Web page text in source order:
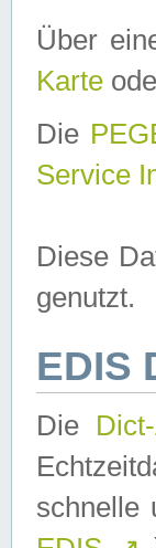
Über
Karte
Die
Service
Diese
genutzt.
EDIS
Die
schnelle